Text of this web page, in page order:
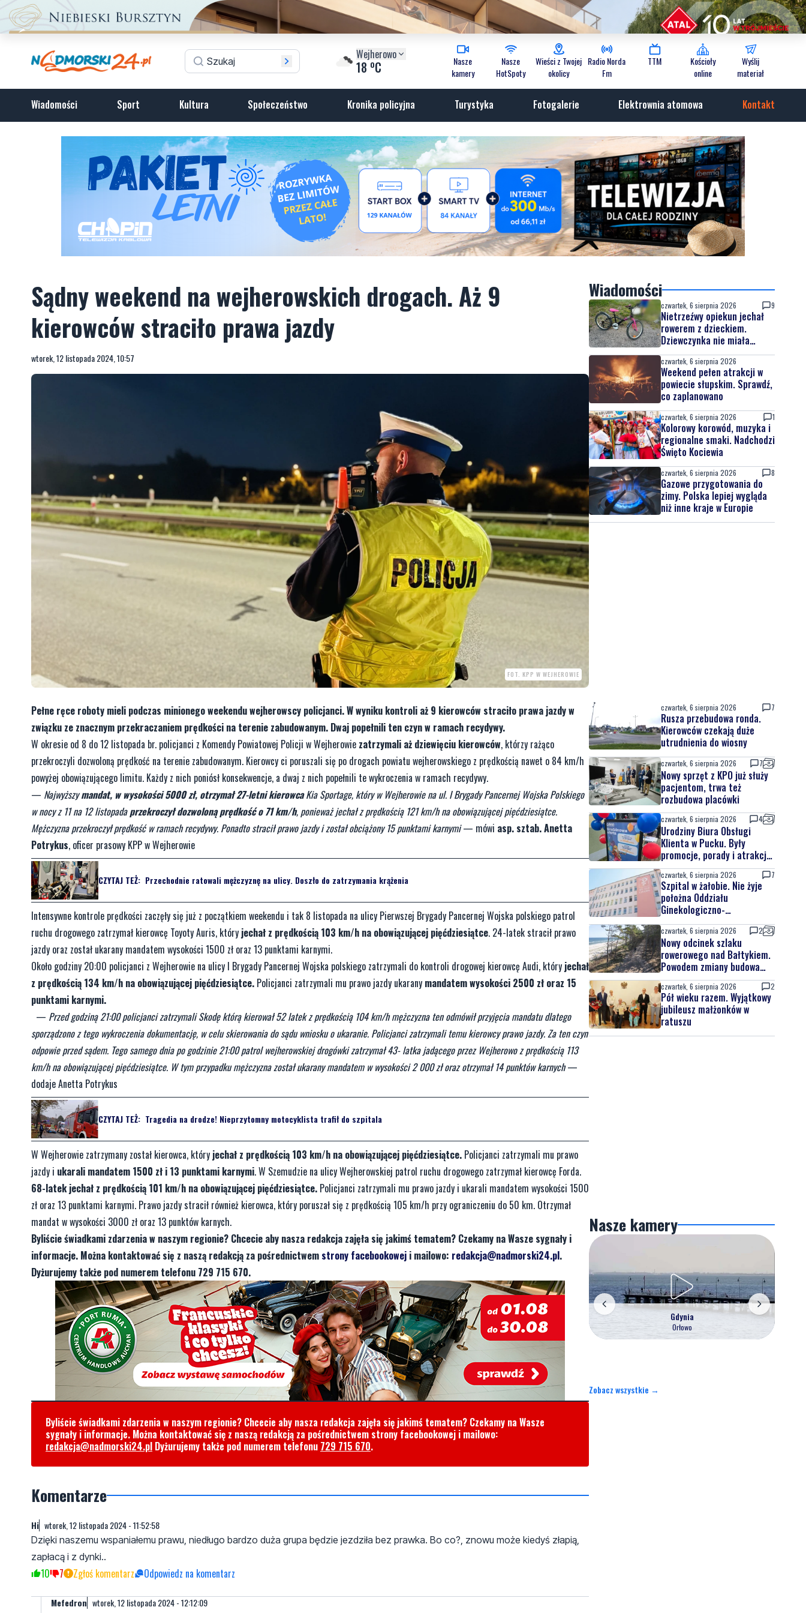
Wejherowo
18 oC
Nasze
kamery
Nasze
HotSpoty
Wieści z Twojej
okolicy
Radio Norda
Fm
TTM
Kościoły
online
Wyślij
materiał
Wiadomości Sport Kultura Społeczeństwo Kronika policyjna Turystyka Fotogalerie Elektrownia atomowa Kontakt
Sądny weekend na wejherowskich drogach. Aż 9
kierowców straciło prawa jazdy
wtorek, 12 listopada 2024, 10:57
FOT. KPP W WEJHEROWIE
Pełne ręce roboty mieli podczas minionego weekendu wejherowscy policjanci. W wyniku kontroli aż 9 kierowców straciło prawa jazdy w
związku ze znacznym przekraczaniem prędkości na terenie zabudowanym. Dwaj popełnili ten czyn w ramach recydywy.
W okresie od 8 do 12 listopada br. policjanci z Komendy Powiatowej Policji w Wejherowie zatrzymali aż dziewięciu kierowców, którzy rażąco
przekroczyli dozwoloną prędkość na terenie zabudowanym. Kierowcy ci poruszali się po drogach powiatu wejherowskiego z prędkością nawet o 84 km/h
powyżej obowiązującego limitu. Każdy z nich poniósł konsekwencje, a dwaj z nich popełnili te wykroczenia w ramach recydywy.
— Najwyższymandat, w wysokości 5000 zł, otrzymał 27-letni kierowcaKia Sportage, który w Wejherowie na ul. I Brygady Pancernej Wojska Polskiego
w nocy z 11 na 12 listopadaprzekroczył dozwoloną prędkość o 71 km/h, ponieważ jechał z prędkością 121 km/h na obowiązującej pięćdziesiątce.
Mężczyzna przekroczył prędkość w ramach recydywy. Ponadto stracił prawo jazdy i został obciążony 15 punktami karnymi— mówi asp. sztab. Anetta
Potrykus, oficer prasowy KPP w Wejherowie
CZYTAJ TEŻ: Przechodnie ratowali mężczyznę na ulicy. Doszło do zatrzymania krążenia
Intensywne kontrole prędkości zaczęły się już z początkiem weekendu i tak 8 listopada na ulicy Pierwszej Brygady Pancernej Wojska polskiego patrol
ruchu drogowego zatrzymał kierowcę Toyoty Auris, który jechał z prędkością 103 km/h na obowiązującej pięćdziesiątce. 24-latek stracił prawo
jazdy oraz został ukarany mandatem wysokości 1500 zł oraz 13 punktami karnymi.
Około godziny 20:00 policjanci z Wejherowie na ulicy I Brygady Pancernej Wojska polskiego zatrzymali do kontroli drogowej kierowcę Audi, który jechał
z prędkością 134 km/h na obowiązującej pięćdziesiątce. Policjanci zatrzymali mu prawo jazdy ukarany mandatem wysokości 2500 zł oraz 15
punktami karnymi.
— Przed godziną 21:00 policjanci zatrzymali Skodę którą kierował 52 latek z prędkością 104 km/h mężczyzna ten odmówił przyjęcia mandatu dlatego
sporządzono z tego wykroczenia dokumentację, w celu skierowania do sądu wniosku o ukaranie. Policjanci zatrzymali temu kierowcy prawo jazdy. Za ten czyn
odpowie przed sądem. Tego samego dnia po godzinie 21:00 patrol wejherowskiej drogówki zatrzymał 43- latka jadącego przez Wejherowo z prędkością 113
km/h na obowiązującej pięćdziesiątce. W tym przypadku mężczyzna został ukarany mandatem w wysokości 2 000 zł oraz otrzymał 14 punktów karnych—
dodaje Anetta Potrykus
CZYTAJ TEŻ: Tragedia na drodze! Nieprzytomny motocyklista trafił do szpitala
W Wejherowie zatrzymany został kierowca, który jechał z prędkością 103 km/h na obowiązującej pięćdziesiątce. Policjanci zatrzymali mu prawo
jazdy i ukarali mandatem 1500 zł i 13 punktami karnymi. W Szemudzie na ulicy Wejherowskiej patrol ruchu drogowego zatrzymał kierowcę Forda.
68-latek jechał z prędkością 101 km/h na obowiązującej pięćdziesiątce. Policjanci zatrzymali mu prawo jazdy i ukarali mandatem wysokości 1500
zł oraz 13 punktami karnymi. Prawo jazdy stracił również kierowca, który poruszał się z prędkością 105 km/h przy ograniczeniu do 50 km. Otrzymał
mandat w wysokości 3000 zł oraz 13 punktów karnych.
Byliście świadkami zdarzenia w naszym regionie? Chcecie aby nasza redakcja zajęła się jakimś tematem? Czekamy na Wasze sygnały i
informacje. Można kontaktować się z naszą redakcją za pośrednictwem strony facebookowej i mailowo: redakcja@nadmorski24.pl.
Dyżurujemy także pod numerem telefonu 729 715 670.
Byliście świadkami zdarzenia w naszym regionie? Chcecie aby nasza redakcja zajęła się jakimś tematem? Czekamy na Wasze
sygnały i informacje. Można kontaktować się z naszą redakcją za pośrednictwem strony facebookowej i mailowo:
redakcja@nadmorski24.pl Dyżurujemy także pod numerem telefonu 729 715 670.
Komentarze
Hi wtorek, 12 listopada 2024 - 11:52:58
Dzięki naszemu wspaniałemu prawu, niedługo bardzo duża grupa będzie jezdziła bez prawka. Bo co?, znowu może kiedyś złapią,
zapłacą i z dynki..
10 7 Zgłoś komentarz Odpowiedz na komentarz
Mefedron wtorek, 12 listopada 2024 - 12:12:09
Wiadomości
czwartek, 6 sierpnia 2026 9
Nietrzeźwy opiekun jechał
rowerem z dzieckiem.
Dziewczynka nie miała
kasku
czwartek, 6 sierpnia 2026
Weekend pełen atrakcji w
powiecie słupskim. Sprawdź,
co zaplanowano
czwartek, 6 sierpnia 2026 1
Kolorowy korowód, muzyka i
regionalne smaki. Nadchodzi
Święto Kociewia
czwartek, 6 sierpnia 2026 8
Gazowe przygotowania do
zimy. Polska lepiej wygląda
niż inne kraje w Europie
czwartek, 6 sierpnia 2026 7
Rusza przebudowa ronda.
Kierowców czekają duże
utrudnienia do wiosny
czwartek, 6 sierpnia 2026 7
Nowy sprzęt z KPO już służy
pacjentom, trwa też
rozbudowa placówki
czwartek, 6 sierpnia 2026 4
Urodziny Biura Obsługi
Klienta w Pucku. Były
promocje, porady i atrakcje
dla najmłodszych
czwartek, 6 sierpnia 2026 7
Szpital w żałobie. Nie żyje
położna Oddziału
Ginekologiczno-
Położniczego
czwartek, 6 sierpnia 2026 2
Nowy odcinek szlaku
rowerowego nad Bałtykiem.
Powodem zmiany budowa
elektrowni jądrowej
czwartek, 6 sierpnia 2026 2
Pół wieku razem. Wyjątkowy
jubileusz małżonków w
ratuszu
Nasze kamery
Gdynia
Orłowo
Zobacz wszystkie →